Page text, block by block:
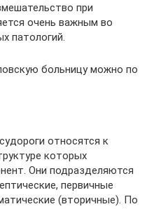
при
очень важным во
патологий.
больницу можно по
относятся к
которых
Они подразделяются
первичные
(вторичные). По